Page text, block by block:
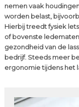
nemen vaak
worden belast,
Hierbij treedt fysiek
of bovenste
gezondheid van de
bedrijf. Steeds meer
ergonomie tijdens het